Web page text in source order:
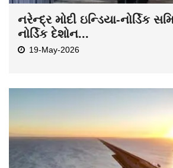
નરેન્દ્ર મોદી ઇન્ડિયા-નોર્ડિક
નોર્ડિક દેશોન...
19-May-2026